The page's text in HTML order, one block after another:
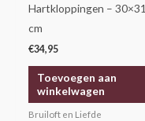
Hartkloppingen – 30×31
cm
€34,95
Toevoegen aan
winkelwagen
Bruiloft en Liefde